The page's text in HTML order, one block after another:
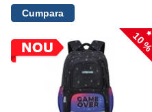
10 %